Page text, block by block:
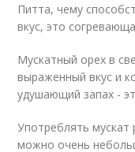
Питта, чему
вкус, это
Мускатный орех в
выраженный вкус и
удушающий запах -
Употреблять мускат
можно очень